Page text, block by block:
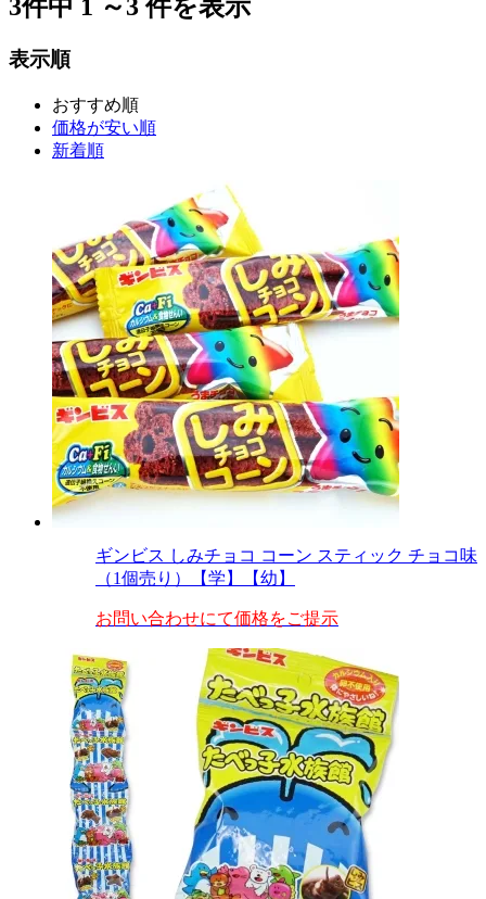
3件中 1 ～3件を表示
表示順
おすすめ順
価格が安い順
新着順
ギンビス しみチョコ コーン スティック チョコ味
（1個売り）【学】【幼】
お問い合わせにて価格をご提示